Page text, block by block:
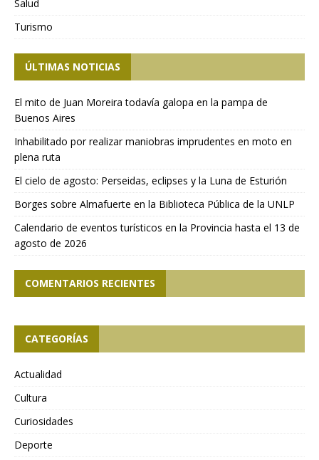
Salud
Turismo
ÚLTIMAS NOTICIAS
El mito de Juan Moreira todavía galopa en la pampa de
Buenos Aires
Inhabilitado por realizar maniobras imprudentes en moto en
plena ruta
El cielo de agosto: Perseidas, eclipses y la Luna de Esturión
Borges sobre Almafuerte en la Biblioteca Pública de la UNLP
Calendario de eventos turísticos en la Provincia hasta el 13 de
agosto de 2026
COMENTARIOS RECIENTES
CATEGORÍAS
Actualidad
Cultura
Curiosidades
Deporte